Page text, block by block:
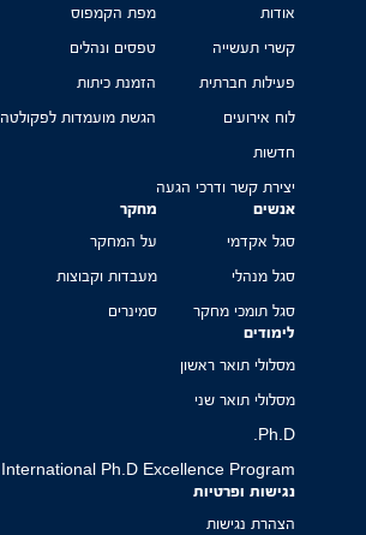
אודות
קשרי תעשייה
פעילות חברתית
לוח אירועים
חדשות
יצירת קשר ודרכי הגעה
מפת הקמפוס
טפסים ונהלים
הזמנת כיתות
הגשת מועמדות לפקולטה
אנשים
סגל אקדמי
סגל מנהלי
סגל תומכי מחקר
מחקר
על המחקר
מעבדות וקבוצות
סמינרים
לימודים
מסלולי תואר ראשון
מסלולי תואר שני
Ph.D.
International Ph.D Excellence Program
נגישות ופרטיות
הצהרת נגישות